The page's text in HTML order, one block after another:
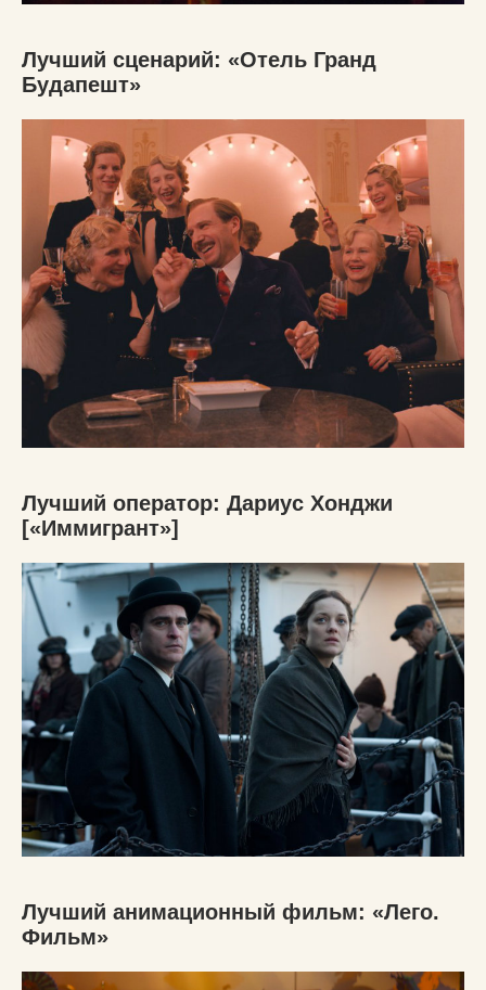
Лучший сценарий: «Отель Гранд
Будапешт»
Лучший оператор: Дариус Хонджи
[«Иммигрант»]
Лучший анимационный фильм: «Лего.
Фильм»